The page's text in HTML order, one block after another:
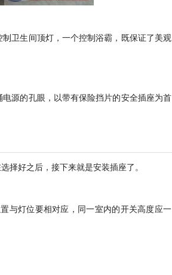
卫生间顶灯，一个控制浴霸，既保证了美观
源的孔眼，以带有保险挡片的安全插座为首
择好之后，接下来就是安装插座了。
与灯位要相对应，同一室内的开关高度应一